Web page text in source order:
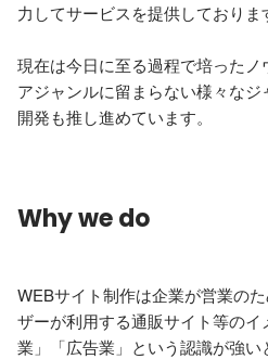
力してサービスを提供しておりま
現在は今日に至る過程で培った
アジャンルに留まらない様々な
開発も推し進めています。
Why we do
WEBサイト制作は企業が営業の
ザーが利用する通販サイト等の
業」「広告業」という認識が強い